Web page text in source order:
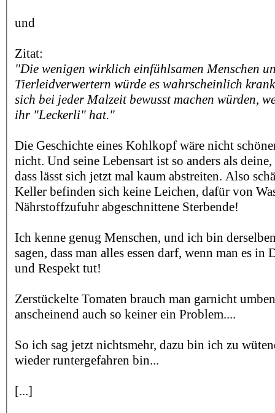
und
Zitat:
"Die wenigen wirklich einfühlsamen Menschen
Tierleidverwertern würde es wahrscheinlich
sich bei jeder Malzeit bewusst machen würden,
ihr "Leckerli" hat."
Die Geschichte eines Kohlkopf wäre nicht
nicht. Und seine Lebensart ist so anders als
dass lässt sich jetzt mal kaum abstreiten. Also
Keller befinden sich keine Leichen, dafür von
Nährstoffzufuhr abgeschnittene Sterbende!
Ich kenne genug Menschen, und ich bin
sagen, dass man alles essen darf, wenn man es
und Respekt tut!
Zerstückelte Tomaten brauch man garnicht
anscheinend auch so keiner ein Problem....
So ich sag jetzt nichtsmehr, dazu bin ich zu
wieder runtergefahren bin...
[...]